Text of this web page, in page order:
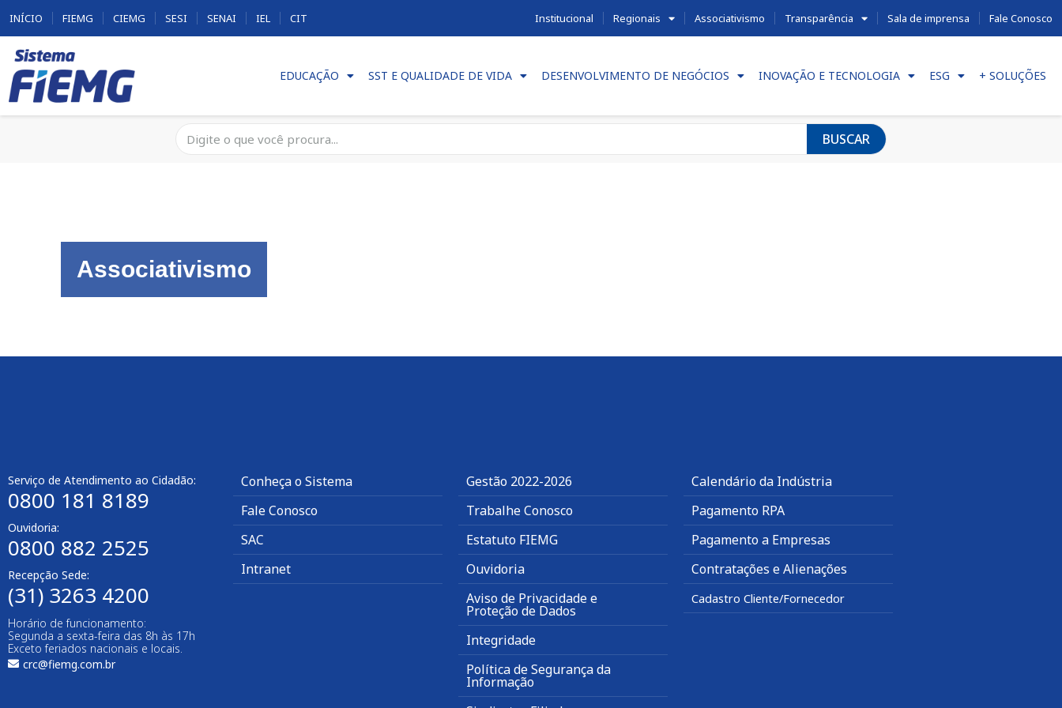
INÍCIO FIEMG CIEMG SESI SENAI IEL CIT Institucional Regionais Associativismo Transparência Sala de imprensa Fale Conosco
EDUCAÇÃO SST E QUALIDADE DE VIDA DESENVOLVIMENTO DE NEGÓCIOS INOVAÇÃO E TECNOLOGIA ESG + SOLUÇÕES
BUSCAR
Associativismo
Serviço de Atendimento ao Cidadão:
0800 181 8189
Ouvidoria:
0800 882 2525​
Recepção Sede:
(31) 3263 4200
Horário de funcionamento:
Segunda a sexta-feira das 8h às 17h
Exceto feriados nacionais e locais.
crc@fiemg.com.br
Conheça o Sistema
Fale Conosco
SAC
Intranet
Gestão 2022-2026
Trabalhe Conosco
Estatuto FIEMG
Ouvidoria
Aviso de Privacidade e
Proteção de Dados
Integridade
Política de Segurança da
Informação
Calendário da Indústria
Pagamento RPA
Pagamento a Empresas
Contratações e Alienações
Cadastro Cliente/Fornecedor